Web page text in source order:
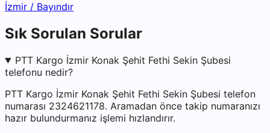
İzmir / Bayındır
Sık Sorulan Sorular
PTT Kargo İzmir Konak Şehit Fethi Sekin Şubesi
telefonu nedir?
PTT Kargo İzmir Konak Şehit Fethi Sekin Şubesi telefon
numarası 2324621178. Aramadan önce takip numaranızı
hazır bulundurmanız işlemi hızlandırır.